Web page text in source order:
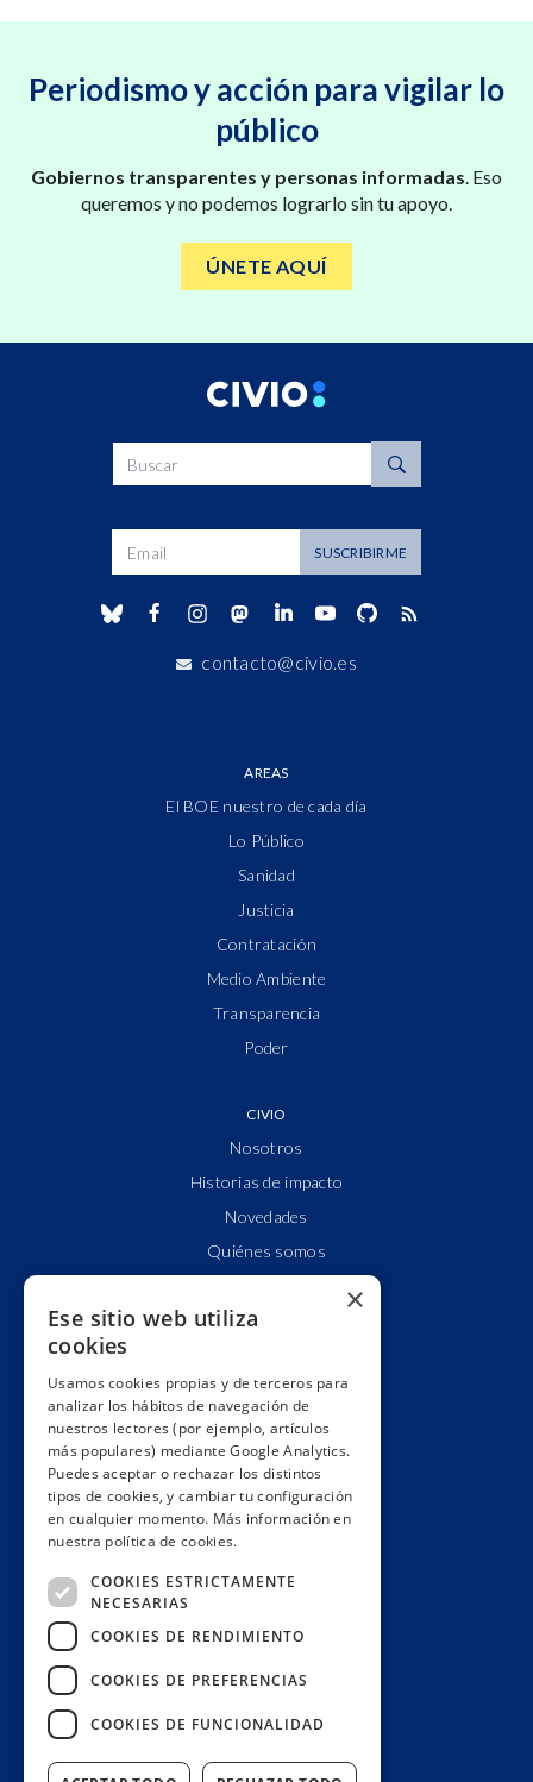
Periodismo y acción para vigilar lo
público
Gobiernos transparentes y personas informadas. Eso
queremos y no podemos lograrlo sin tu apoyo.
ÚNETE AQUÍ
SUSCRIBIRME
contacto@civio.es
AREAS
El BOE nuestro de cada día
Lo Público
Sanidad
Justicia
Contratación
Medio Ambiente
Transparencia
Poder
CIVIO
Nosotros
Historias de impacto
Novedades
Quiénes somos
Alianzas y redes
Impacto
Premios
Formación
Código ético
Re-publica
Muro de donantes
Únete aquí
×
Ese sitio web utiliza
cookies
Usamos cookies propias y de terceros para
analizar los hábitos de navegación de
nuestros lectores (por ejemplo, artículos
más populares) mediante Google Analytics.
Puedes aceptar o rechazar los distintos
tipos de cookies, y cambiar tu configuración
en cualquier momento. Más información en
nuestra política de cookies.
COOKIES ESTRICTAMENTE
NECESARIAS
COOKIES DE RENDIMIENTO
COOKIES DE PREFERENCIAS
COOKIES DE FUNCIONALIDAD